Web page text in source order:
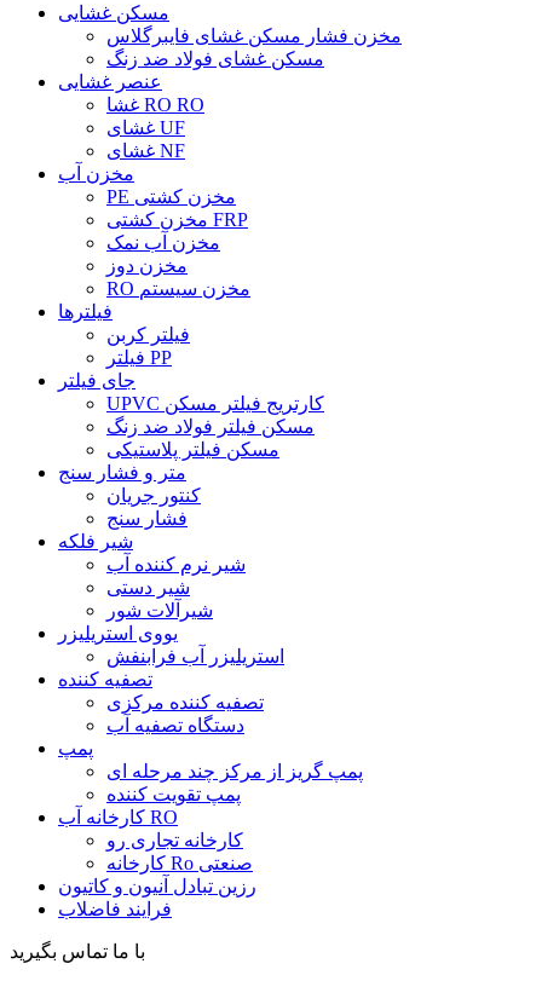
مسکن غشایی
مخزن فشار مسکن غشای فایبرگلاس
مسکن غشای فولاد ضد زنگ
عنصر غشایی
غشا RO RO
غشای UF
غشای NF
مخزن آب
PE مخزن کشتی
مخزن کشتی FRP
مخزن آب نمک
مخزن دوز
RO مخزن سیستم
فیلترها
فیلتر کربن
فیلتر PP
جای فیلتر
UPVC کارتریج فیلتر مسکن
مسکن فیلتر فولاد ضد زنگ
مسکن فیلتر پلاستیکی
متر و فشار سنج
کنتور جریان
فشار سنج
شیر فلکه
شیر نرم کننده آب
شیر دستی
شیرآلات شور
یووی استریلیزر
استریلیزر آب فرابنفش
تصفیه کننده
تصفیه کننده مرکزی
دستگاه تصفیه آب
پمپ
پمپ گریز از مرکز چند مرحله ای
پمپ تقویت کننده
کارخانه آب RO
کارخانه تجاری رو
کارخانه Ro صنعتی
رزین تبادل آنیون و کاتیون
فرایند فاضلاب
با ما تماس بگیرید